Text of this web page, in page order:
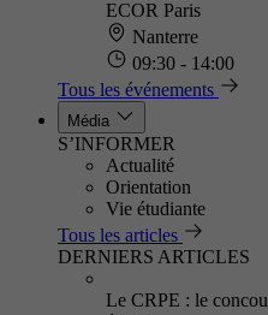
ECOR Paris
Nanterre
09:30 - 14:00
Tous les événements
Média
S’INFORMER
Actualité
Orientation
Vie étudiante
Tous les articles
DERNIERS ARTICLES
Le CRPE : le